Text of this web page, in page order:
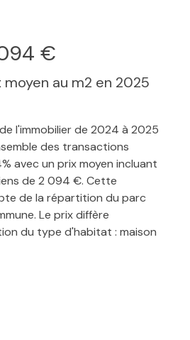
€
moyen au m2 en 2025
l'immobilier de 2024 à 2025
des transactions
avec un prix moyen incluant
de 2 094 €. Cette
de la répartition du parc
Le prix diffère
du type d'habitat : maison